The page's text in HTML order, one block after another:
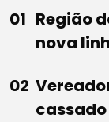
Região
nova